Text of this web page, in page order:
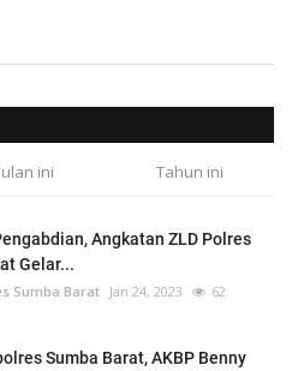
ini Tahun ini
Angkatan ZLD Polres
Gelar...
Sumba Barat Jan 24, 2023 62
Sumba Barat, AKBP Benny